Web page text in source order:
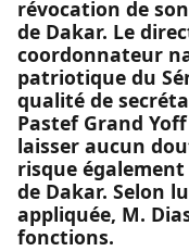
révocation de
de Dakar. Le
coordonnateur
patriotique du
qualité de
Pastef Grand
laisser aucun
risque
de Dakar. Selon
appliquée, M.
fonctions.